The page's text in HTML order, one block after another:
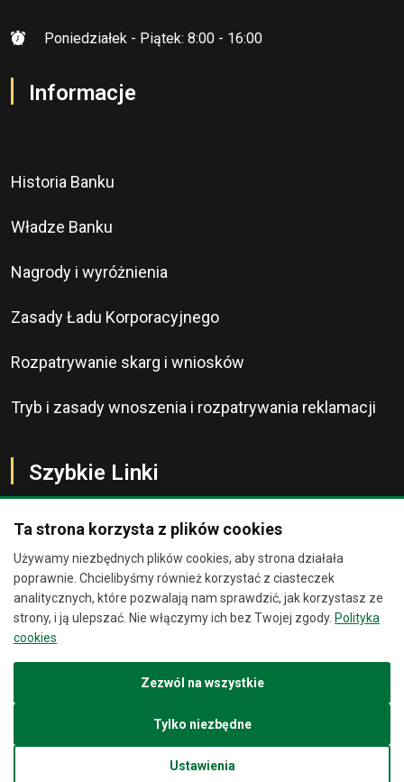
Poniedziałek - Piątek: 8:00 - 16:00
Informacje
Historia Banku
Władze Banku
Nagrody i wyróżnienia
Zasady Ładu Korporacyjnego
Rozpatrywanie skarg i wniosków
Tryb i zasady wnoszenia i rozpatrywania reklamacji
Szybkie Linki
O Banku
Kontakt
Kursy Walut
Ta strona korzysta z plików cookies
Używamy niezbędnych plików cookies, aby strona działała
poprawnie. Chcielibyśmy również korzystać z ciasteczek
analitycznych, które pozwalają nam sprawdzić, jak korzystasz ze
strony, i ją ulepszać. Nie włączymy ich bez Twojej zgody. Polityka
cookies
Zezwól na wszystkie
Tylko niezbędne
Ustawienia
Chat
Jesteśmy wirtualnymi
spróbujemy Ci pomóc.